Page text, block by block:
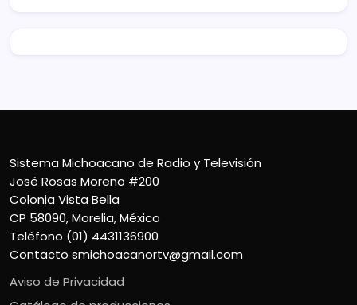
Sistema Michoacano de Radio y Televisión
José Rosas Moreno #200
Colonia Vista Bella
CP 58090, Morelia, México
Teléfono (01) 4431136900
Contacto smichoacanortv@gmail.com
Aviso de Privacidad